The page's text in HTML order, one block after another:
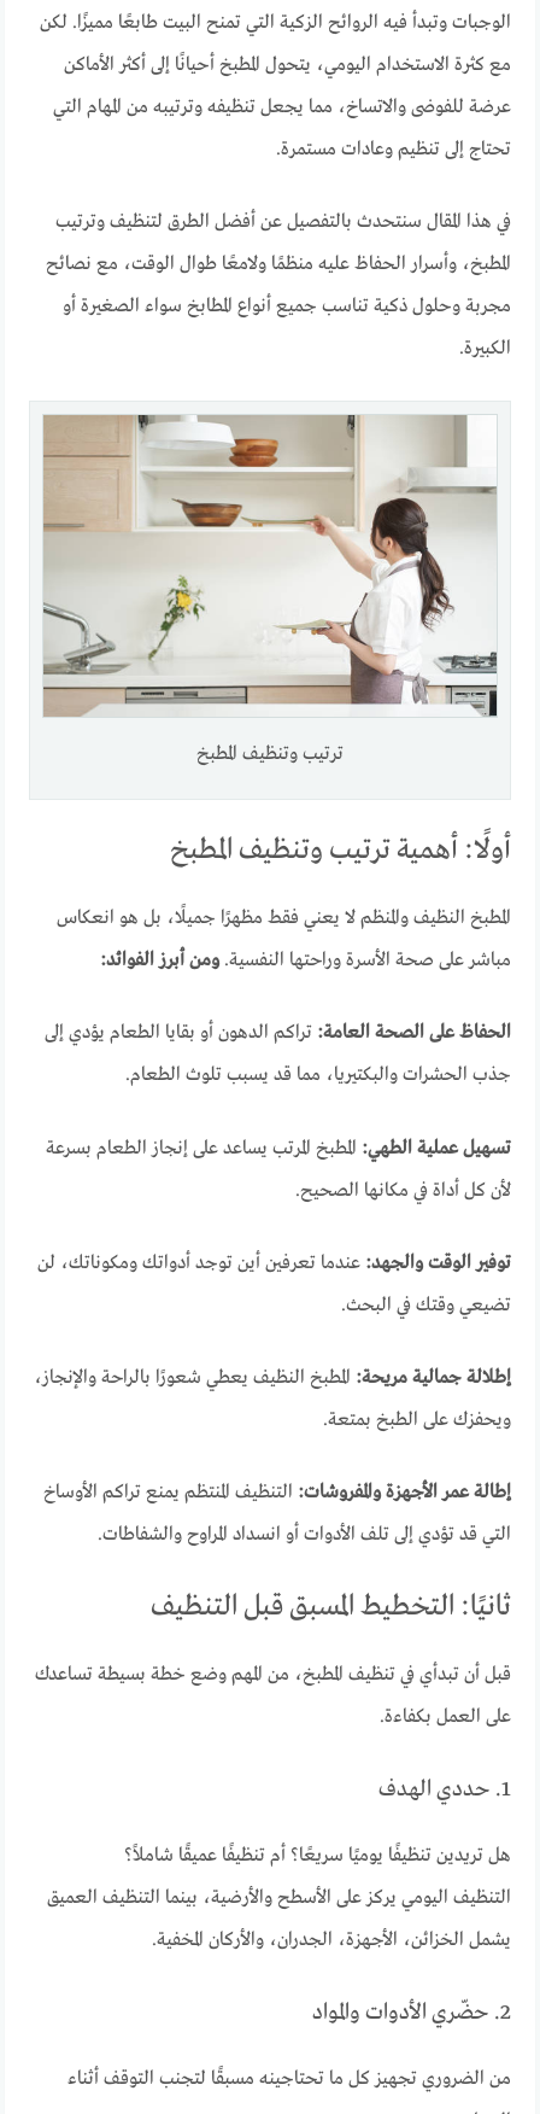
الوجبات وتبدأ فيه الروائح الزكية التي تمنح البيت طابعًا مميزًا. لكن
مع كثرة الاستخدام اليومي، يتحول المطبخ أحيانًا إلى أكثر الأماكن
عرضة للفوضى والاتساخ، مما يجعل تنظيفه وترتيبه من المهام التي
تحتاج إلى تنظيم وعادات مستمرة.
في هذا المقال سنتحدث بالتفصيل عن أفضل الطرق لتنظيف وترتيب
المطبخ، وأسرار الحفاظ عليه منظمًا ولامعًا طوال الوقت، مع نصائح
مجربة وحلول ذكية تناسب جميع أنواع المطابخ سواء الصغيرة أو
الكبيرة.
ترتيب وتنظيف المطبخ
أولًا: أهمية ترتيب وتنظيف المطبخ
المطبخ النظيف والمنظم لا يعني فقط مظهرًا جميلًا، بل هو انعكاس
مباشر على صحة الأسرة وراحتها النفسية.ومن أبرز الفوائد:
الحفاظ على الصحة العامة: تراكم الدهون أو بقايا الطعام يؤدي إلى
جذب الحشرات والبكتيريا، مما قد يسبب تلوث الطعام.
تسهيل عملية الطهي: المطبخ المرتب يساعد على إنجاز الطعام بسرعة
لأن كل أداة في مكانها الصحيح.
توفير الوقت والجهد: عندما تعرفين أين توجد أدواتك ومكوناتك، لن
تضيعي وقتك في البحث.
إطلالة جمالية مريحة: المطبخ النظيف يعطي شعورًا بالراحة والإنجاز،
ويحفزك على الطبخ بمتعة.
إطالة عمر الأجهزة والمفروشات: التنظيف المنتظم يمنع تراكم الأوساخ
التي قد تؤدي إلى تلف الأدوات أو انسداد المراوح والشفاطات.
ثانيًا: التخطيط المسبق قبل التنظيف
قبل أن تبدأي في تنظيف المطبخ، من المهم وضع خطة بسيطة تساعدك
على العمل بكفاءة.
1. حددي الهدف
هل تريدين تنظيفًا يوميًا سريعًا؟ أم تنظيفًا عميقًا شاملاً؟
التنظيف اليومي يركز على الأسطح والأرضية، بينما التنظيف العميق
يشمل الخزائن، الأجهزة، الجدران، والأركان المخفية.
2. حضّري الأدوات والمواد
من الضروري تجهيز كل ما تحتاجينه مسبقًا لتجنب التوقف أثناء